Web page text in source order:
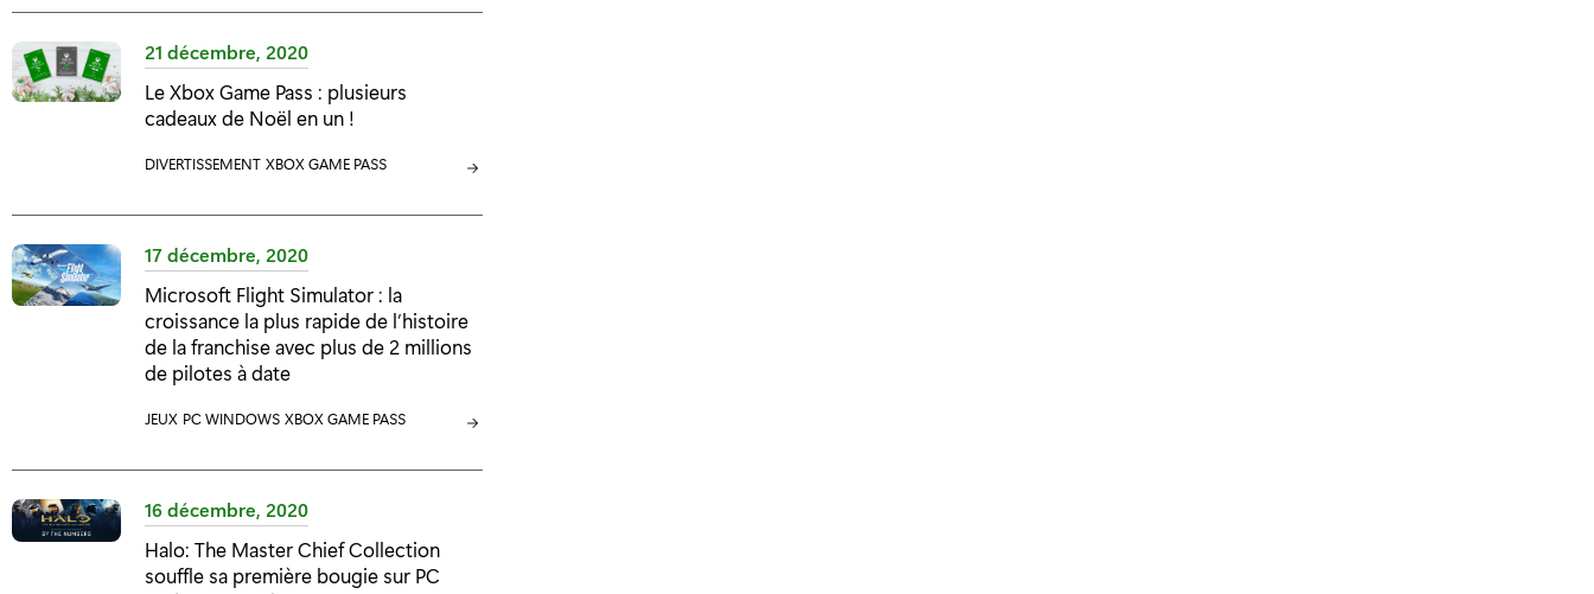
T
G
O
R
E
T
G
O
R
E
T
G
O
R
E
21 décembre, 2020
Le Xbox Game Pass : plusieurs
cadeaux de Noël en un !
C
T
G
O
R
I
E
DIVERTISSEMENT C
T
G
O
R
I
E
XBOX GAME PASS
17 décembre, 2020
Microsoft Flight Simulator : la
croissance la plus rapide de l’histoire
de la franchise avec plus de 2 millions
de pilotes à date
C
T
G
O
R
JEUX C
T
G
O
R
PC WINDOWS C
T
G
O
R
XBOX GAME PASS
16 décembre, 2020
Halo: The Master Chief Collection
souffle sa première bougie sur PC